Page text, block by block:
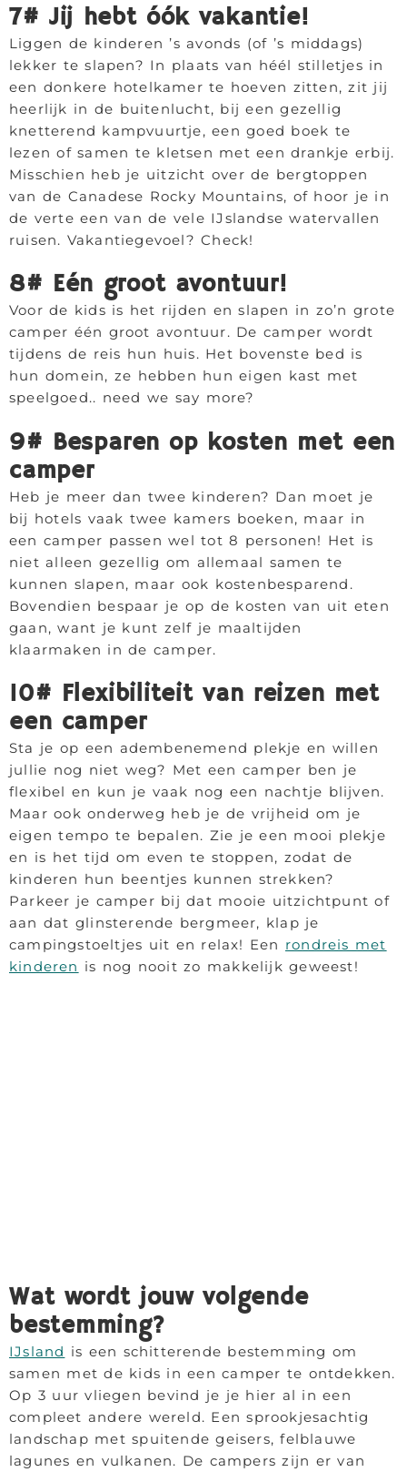
7# Jij hebt óók vakantie!
Liggen de kinderen ’s avonds (of ’s middags)
lekker te slapen? In plaats van héél stilletjes in
een donkere hotelkamer te hoeven zitten, zit jij
heerlijk in de buitenlucht, bij een gezellig
knetterend kampvuurtje, een goed boek te
lezen of samen te kletsen met een drankje erbij.
Misschien heb je uitzicht over de bergtoppen
van de Canadese Rocky Mountains, of hoor je in
de verte een van de vele IJslandse watervallen
ruisen. Vakantiegevoel? Check!
8# Eén groot avontuur!
Voor de kids is het rijden en slapen in zo’n grote
camper één groot avontuur. De camper wordt
tijdens de reis hun huis. Het bovenste bed is
hun domein, ze hebben hun eigen kast met
speelgoed.. need we say more?
9# Besparen op kosten met een
camper
Heb je meer dan twee kinderen? Dan moet je
bij hotels vaak twee kamers boeken, maar in
een camper passen wel tot 8 personen! Het is
niet alleen gezellig om allemaal samen te
kunnen slapen, maar ook kostenbesparend.
Bovendien bespaar je op de kosten van uit eten
gaan, want je kunt zelf je maaltijden
klaarmaken in de camper.
10# Flexibiliteit van reizen met
een camper
Sta je op een adembenemend plekje en willen
jullie nog niet weg? Met een camper ben je
flexibel en kun je vaak nog een nachtje blijven.
Maar ook onderweg heb je de vrijheid om je
eigen tempo te bepalen. Zie je een mooi plekje
en is het tijd om even te stoppen, zodat de
kinderen hun beentjes kunnen strekken?
Parkeer je camper bij dat mooie uitzichtpunt of
aan dat glinsterende bergmeer, klap je
campingstoeltjes uit en relax! Een rondreis met
kinderen is nog nooit zo makkelijk geweest!
Wat wordt jouw volgende
bestemming?
IJsland is een schitterende bestemming om
samen met de kids in een camper te ontdekken.
Op 3 uur vliegen bevind je je hier al in een
compleet andere wereld. Een sprookjesachtig
landschap met spuitende geisers, felblauwe
lagunes en vulkanen. De campers zijn er van